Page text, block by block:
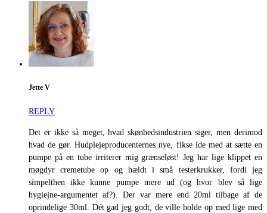
Jette V
REPLY
Det er ikke så meget, hvad skønhedsindustrien siger, men derimod
hvad de gør. Hudplejeproducenternes nye, fikse ide med at sætte en
pumpe på en tube irriterer mig grænseløst! Jeg har lige klippet en
møgdyr cremetube op og hældt i små testerkrukker, fordi jeg
simpelthen ikke kunne pumpe mere ud (og hvor blev så lige
hygiejne-argumentet af?). Der var mere end 20ml tilbage af de
oprindelige 30ml. Dét gad jeg godt, de ville holde op med lige med